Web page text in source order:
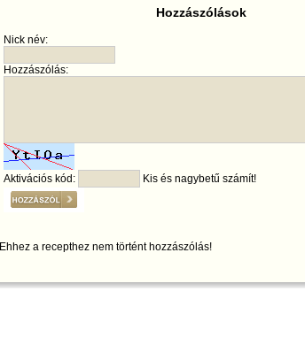
Hozzászólások
Nick név:
Hozzászólás:
Aktivációs kód: Kis és nagybetű számít!
Ehhez a recepthez nem történt hozzászólás!